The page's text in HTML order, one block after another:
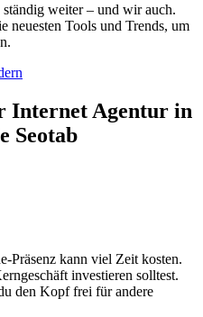
weiter – und wir auch.
neuesten Tools und Trends, um
Internet Agentur in
Seotab
Präsenz kann viel Zeit kosten.
investieren solltest.
den Kopf frei für andere